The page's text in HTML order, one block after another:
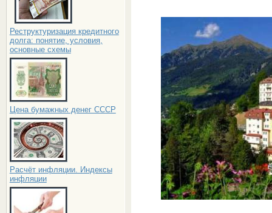
Реструктуризация кредитного
долга: понятие, условия,
основные схемы
Цена бумажных денег СССР
Расчёт инфляции. Индексы
инфляции